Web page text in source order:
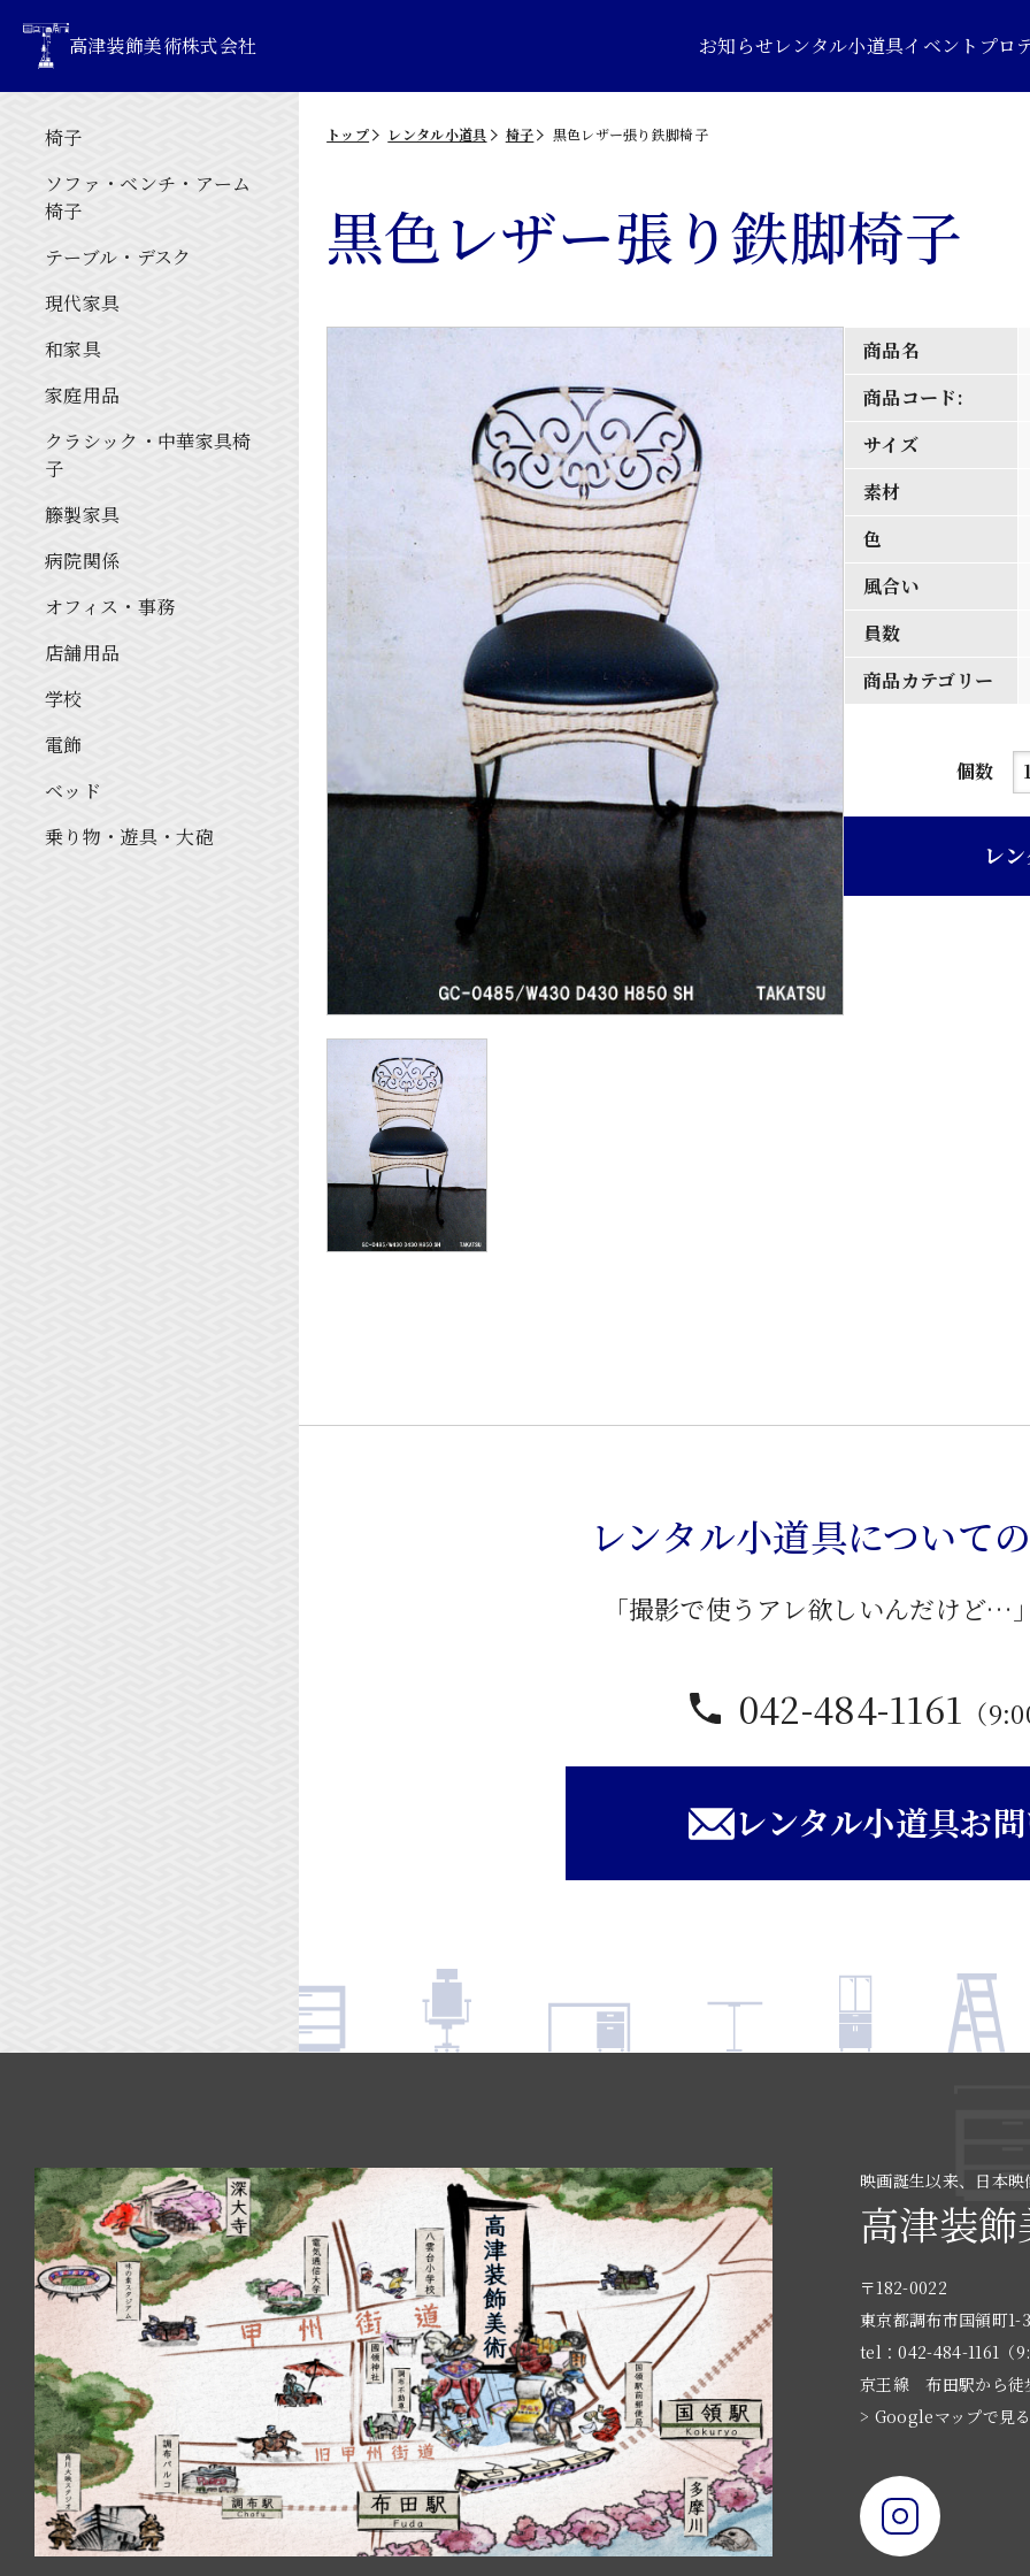
高津装飾美術株式会社 お知らせレンタル小道具イベントプロ
椅子
ソファ・ベンチ・アーム
椅子
テーブル・デスク
現代家具
和家具
家庭用品
クラシック・中華家具椅
子
籐製家具
病院関係
オフィス・事務
店舗用品
学校
電飾
ベッド
乗り物・遊具・大砲
トップ レンタル小道具 椅子 黒色レザー張り鉄脚椅子
黒色レザー張り鉄脚椅子
商品名
商品コード:
サイズ
素材
色
風合い
員数
商品カテゴリー
個数
黒
レ
レンタル小道具について
「撮影で使うアレ欲しいんだけど…
042-484-1161 （
レンタル小道具お
映画誕生以来、日本
高津装
〒182-0022
東京都調布市国領町1-
tel：042-484-1161（
京王線 布田駅から徒
> Googleマップで見る